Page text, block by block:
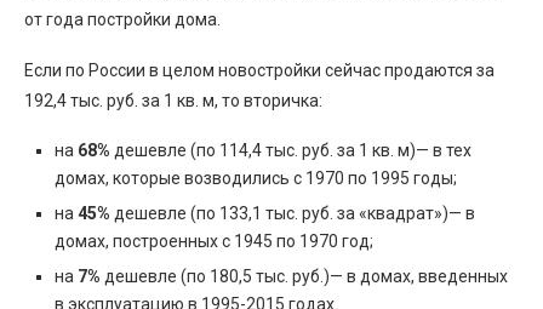
от года постройки дома.
Если по России в целом новостройки сейчас продаются за
192,4 тыс. руб. за 1 кв. м, то вторичка:
на 68% дешевле (по 114,4 тыс. руб. за 1 кв. м)— в тех
домах, которые возводились с 1970 по 1995 годы;
на 45% дешевле (по 133,1 тыс. руб. за «квадрат»)— в
домах, построенных с 1945 по 1970 год;
на 7% дешевле (по 180,5 тыс. руб.)— в домах, введенных
в эксплуатацию в 1995-2015 годах.